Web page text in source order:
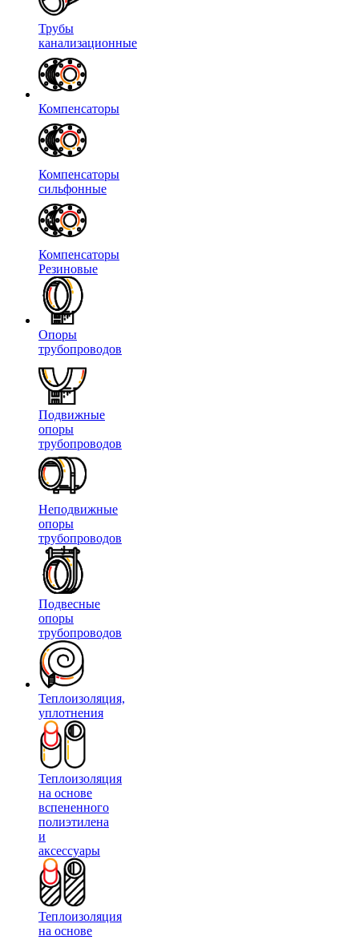
Трубы
канализационные
Компенсаторы
Компенсаторы
сильфонные
Компенсаторы
Резиновые
Опоры
трубопроводов
Подвижные
опоры
трубопроводов
Неподвижные
опоры
трубопроводов
Подвесные
опоры
трубопроводов
Теплоизоляция,
уплотнения
Теплоизоляция
на основе
вспененного
полиэтилена
и
аксессуары
Теплоизоляция
на основе